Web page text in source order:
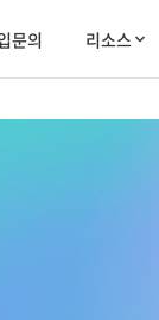
문의 리소스